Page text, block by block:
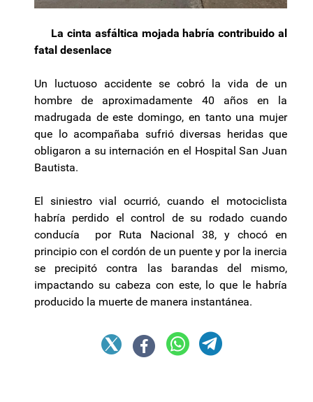
La cinta asfáltica mojada habría contribuido al
fatal desenlace
Un luctuoso accidente se cobró la vida de un
hombre de aproximadamente 40 años en la
madrugada de este domingo, en tanto una mujer
que lo acompañaba sufrió diversas heridas que
obligaron a su internación en el Hospital San Juan
Bautista.
El siniestro vial ocurrió, cuando el motociclista
habría perdido el control de su rodado cuando
conducía por Ruta Nacional 38, y chocó en
principio con el cordón de un puente y por la inercia
se precipitó contra las barandas del mismo,
impactando su cabeza con este, lo que le habría
producido la muerte de manera instantánea.